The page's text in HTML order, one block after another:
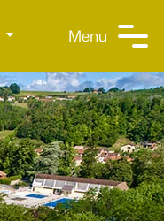
Menu